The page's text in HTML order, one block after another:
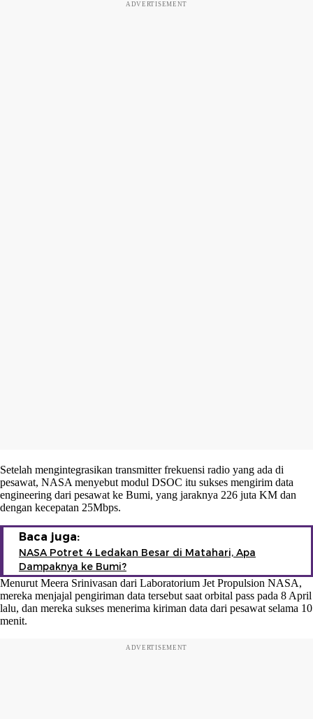
ADVERTISEMENT
Setelah mengintegrasikan transmitter frekuensi radio yang ada di
pesawat, NASA menyebut modul DSOC itu sukses mengirim data
engineering dari pesawat ke Bumi, yang jaraknya 226 juta KM dan
dengan kecepatan 25Mbps.
Baca juga:
NASA Potret 4 Ledakan Besar di Matahari, Apa
Dampaknya ke Bumi?
Menurut Meera Srinivasan dari Laboratorium Jet Propulsion NASA,
mereka menjajal pengiriman data tersebut saat orbital pass pada 8 April
lalu, dan mereka sukses menerima kiriman data dari pesawat selama 10
menit.
ADVERTISEMENT